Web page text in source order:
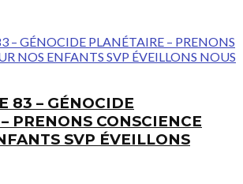
83 – GÉNOCIDE
PRENONS CONSCIENCE
SVP ÉVEILLONS